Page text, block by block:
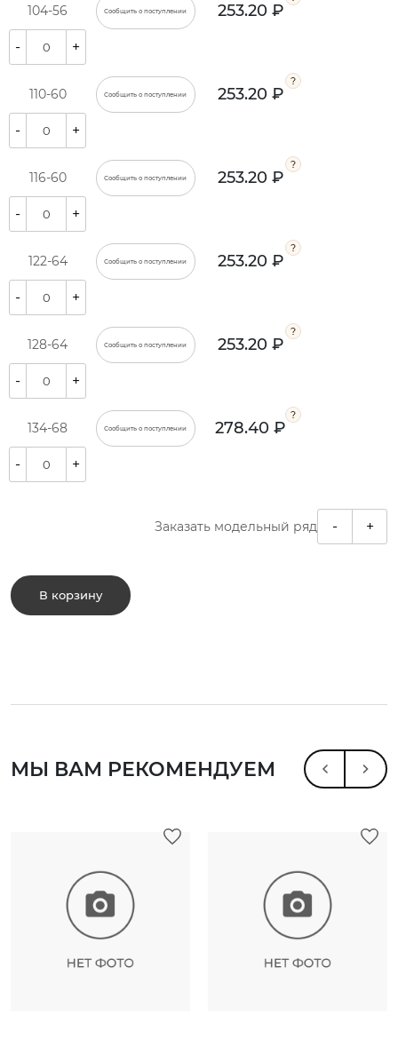
104-56 Сообщить о поступлении 253.20 ₽
- +
110-60 Сообщить о поступлении 253.20 ₽
- +
116-60 Сообщить о поступлении 253.20 ₽
- +
122-64 Сообщить о поступлении 253.20 ₽
- +
128-64 Сообщить о поступлении 253.20 ₽
- +
134-68 Сообщить о поступлении 278.40 ₽
- +
Заказать модельный ряд - +
В корзину
МЫ ВАМ РЕКОМЕНДУЕМ